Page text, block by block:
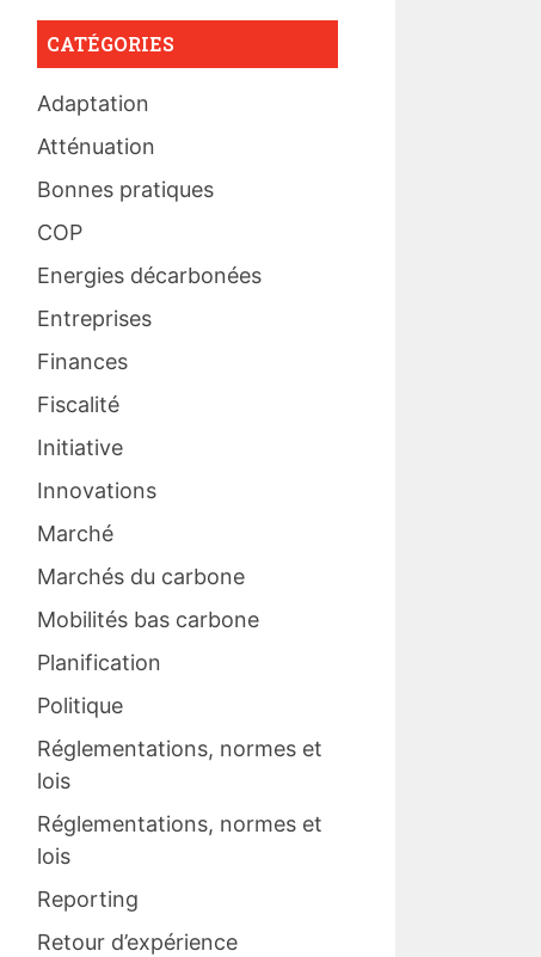
CATÉGORIES
Adaptation
Atténuation
Bonnes pratiques
COP
Energies décarbonées
Entreprises
Finances
Fiscalité
Initiative
Innovations
Marché
Marchés du carbone
Mobilités bas carbone
Planification
Politique
Réglementations, normes et
lois
Réglementations, normes et
lois
Reporting
Retour d’expérience